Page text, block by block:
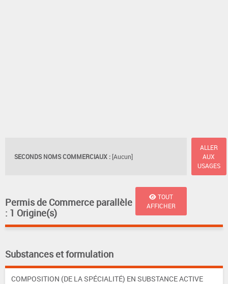
SECONDS NOMS COMMERCIAUX : [Aucun]
ALLER
AUX
USAGES
Permis de Commerce parallèle
: 1 Origine(s)
TOUT
AFFICHER
Substances et formulation
COMPOSITION (DE LA SPÉCIALITÉ) EN SUBSTANCE ACTIVE